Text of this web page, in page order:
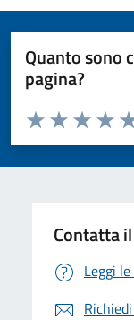
Quanto sono
pagina?
Valuta da 1 a 5 stelle
Valuta 3
Valuta 2
Valuta 1 stelle su
Contatta
Leggi